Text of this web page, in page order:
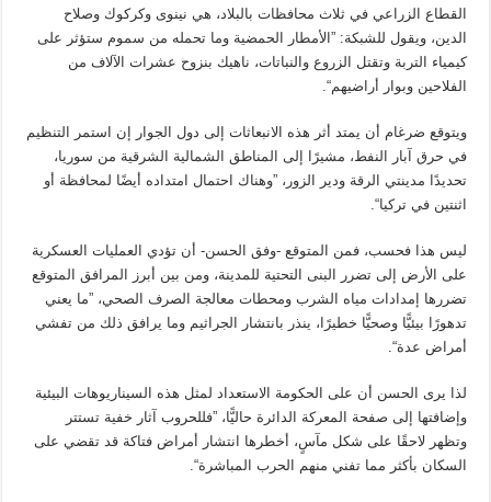
القطاع الزراعي في ثلاث محافظات بالبلاد، هي نينوى وكركوك وصلاح
الدين، ويقول للشبكة: ”الأمطار الحمضية وما تحمله من سموم ستؤثر على
كيمياء التربة وتقتل الزروع والنباتات، ناهيك بنزوح عشرات الآلاف من
الفلاحين وبوار أراضيهم“.
ويتوقع ضرغام أن يمتد أثر هذه الانبعاثات إلى دول الجوار إن استمر التنظيم
في حرق آبار النفط، مشيرًا إلى المناطق الشمالية الشرقية من سوريا،
تحديدًا مدينتي الرقة ودير الزور، ”وهناك احتمال امتداده أيضًا لمحافظة أو
اثنتين في تركيا“.
ليس هذا فحسب، فمن المتوقع -وفق الحسن- أن تؤدي العمليات العسكرية
على الأرض إلى تضرر البنى التحتية للمدينة، ومن بين أبرز المرافق المتوقع
تضررها إمدادات مياه الشرب ومحطات معالجة الصرف الصحي، ”ما يعني
تدهورًا بيئيًّا وصحيًّا خطيرًا، ينذر بانتشار الجراثيم وما يرافق ذلك من تفشي
أمراض عدة“.
لذا يرى الحسن أن على الحكومة الاستعداد لمثل هذه السيناريوهات البيئية
وإضافتها إلى صفحة المعركة الدائرة حاليًّا، ”فللحروب آثار خفية تستتر
وتظهر لاحقًا على شكل مآسٍ، أخطرها انتشار أمراض فتاكة قد تقضي على
السكان بأكثر مما تفني منهم الحرب المباشرة“.